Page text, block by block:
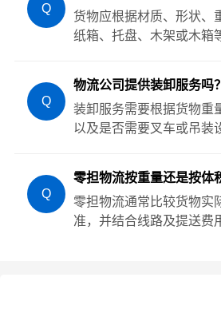
Q
货物应根据材质、形状、
纸箱、托盘、木架或木箱
Q
物流公司提供装卸服务吗？
装卸服务需要根据货物重
以及是否需要叉车或吊装
Q
零担物流按重量还是按体
零担物流通常比较货物实
准，并结合线路及提送费